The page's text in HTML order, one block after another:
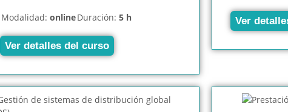
Modalidad: onlineDuración: 5 h
Ver detalles del curso
Ver